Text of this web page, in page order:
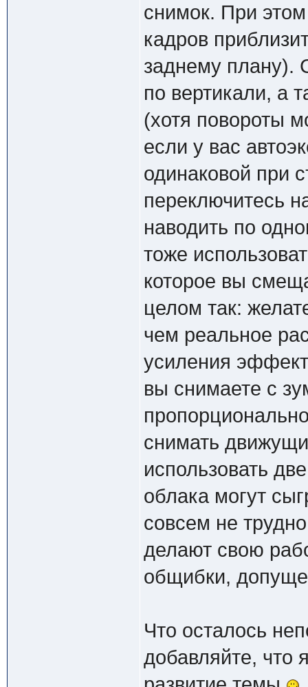
снимок. При
кадров
заднему плану).
по вертикали, а
(хотя повороты
если у вас
одинаковой при
переключитесь
наводить по
тоже
которое вы
целом так:
чем реальное
усиления
вы снимаете с
снимать
использовать
облака могут
совсем не
делают свою
общибки,
Что осталось
добавляйте, что